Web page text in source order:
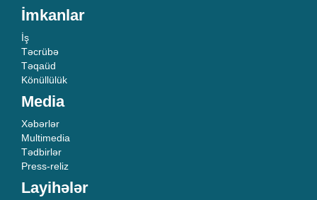
İmkanlar
İş
Təcrübə
Təqaüd
Könüllülük
Media
Xəbərlər
Multimedia
Tədbirlər
Press-reliz
Layihələr